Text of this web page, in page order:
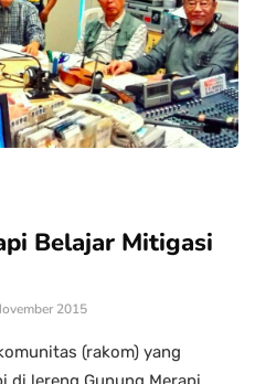
Belajar Mitigasi
2015
(rakom) yang